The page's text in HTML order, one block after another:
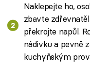
Naklepejte ho,
zbavte
překrojte napůl.
nádivku a pevně
kuchyňským